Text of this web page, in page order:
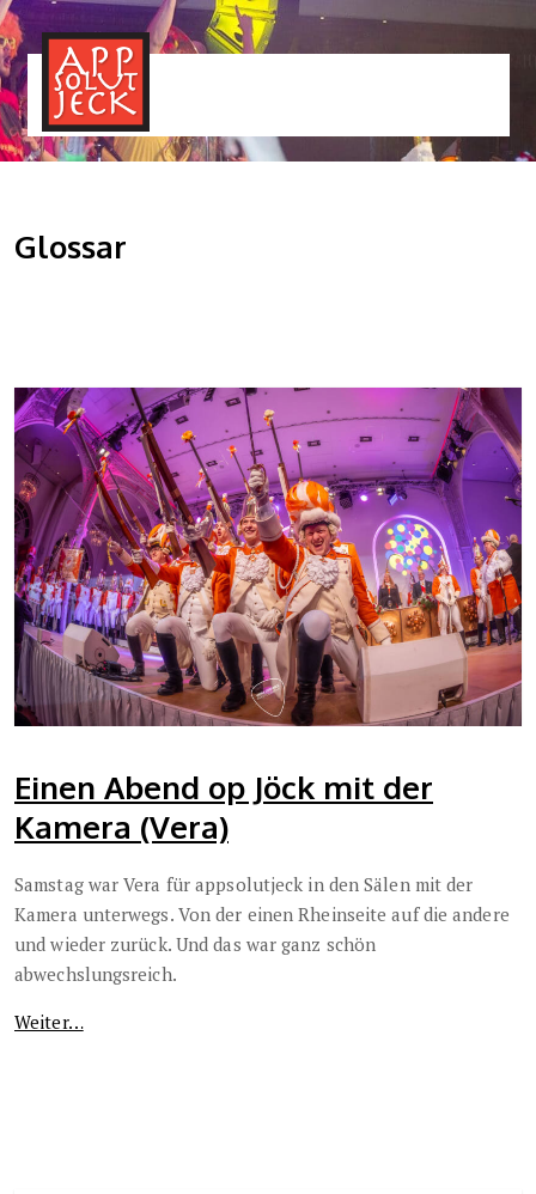
Glossar
Einen Abend op Jöck mit der
Kamera (Vera)
Samstag war Vera für appsolutjeck in den Sälen mit der
Kamera unterwegs. Von der einen Rheinseite auf die andere
und wieder zurück. Und das war ganz schön
abwechslungsreich.
Weiter…